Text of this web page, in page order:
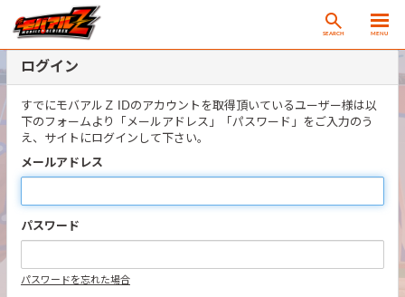
SEARCH MENU
ログイン
すでにモバアルＺ IDのアカウントを取得頂いているユーザー様は以
下のフォームより「メールアドレス」「パスワード」をご入力のう
え、サイトにログインして下さい。
メールアドレス
パスワード
パスワードを忘れた場合